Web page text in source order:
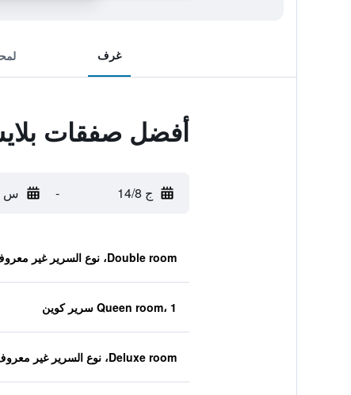
غرف
أفضل صفقات
ج 14/8 - س 15/8
Double room، نوع السرير غير معروف
Queen room، 1 سرير كوين
Deluxe room، نوع السرير غير معروف